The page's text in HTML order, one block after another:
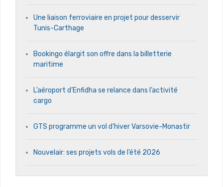
Une liaison ferroviaire en projet pour desservir
Tunis-Carthage
Bookingo élargit son offre dans la billetterie
maritime
L’aéroport d’Enfidha se relance dans l’activité
cargo
GTS programme un vol d’hiver Varsovie-Monastir
Nouvelair: ses projets vols de l’été 2026